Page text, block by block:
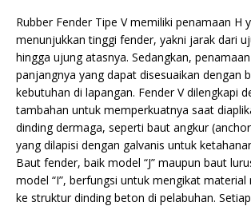
Rubber Fender Tipe V memiliki penamaan H
menunjukkan tinggi fender, yakni jarak dari
hingga ujung atasnya. Sedangkan,
panjangnya yang dapat disesuaikan dengan
kebutuhan di lapangan. Fender V dilengkapi
tambahan untuk memperkuatnya saat
dinding dermaga, seperti baut angkur
yang dilapisi dengan galvanis untuk
Baut fender, baik model “J” maupun baut
model “I”, berfungsi untuk mengikat material
ke struktur dinding beton di pelabuhan.